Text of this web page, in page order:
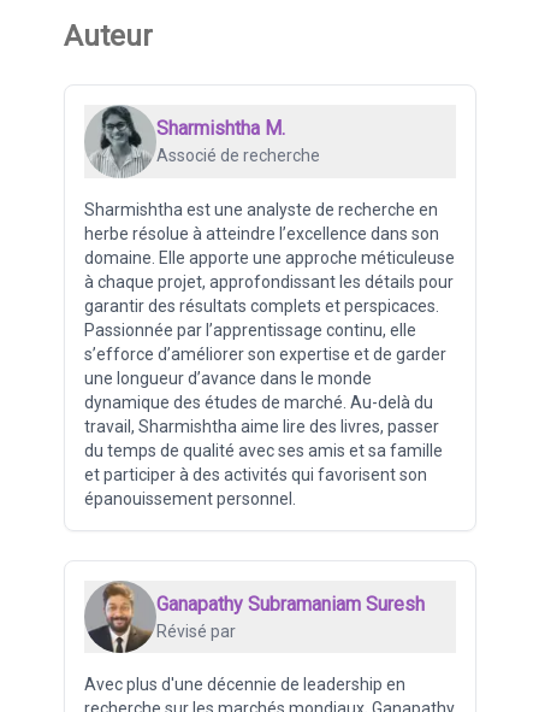
Auteur
Sharmishtha M.
Associé de recherche
Sharmishtha est une analyste de recherche en
herbe résolue à atteindre l’excellence dans son
domaine. Elle apporte une approche méticuleuse
à chaque projet, approfondissant les détails pour
garantir des résultats complets et perspicaces.
Passionnée par l’apprentissage continu, elle
s’efforce d’améliorer son expertise et de garder
une longueur d’avance dans le monde
dynamique des études de marché. Au-delà du
travail, Sharmishtha aime lire des livres, passer
du temps de qualité avec ses amis et sa famille
et participer à des activités qui favorisent son
épanouissement personnel.
Ganapathy Subramaniam Suresh
Révisé par
Avec plus d'une décennie de leadership en